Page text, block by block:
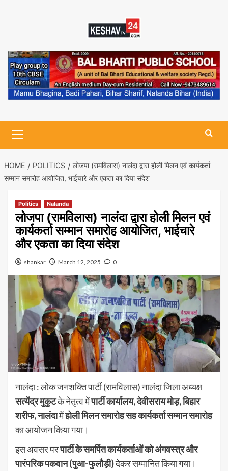
Menu
HOME POLITICS
लोजपा (रामविलास) नालंदा द्वारा होली मिलन एवं कार्यकर्ता
सम्मान समारोह आयोजित, भाईचारे और एकता का दिया संदेश
Politics Nalanda
लोजपा (रामविलास) नालंदा द्वारा होली मिलन एवं
कार्यकर्ता सम्मान समारोह आयोजित, भाईचारे
और एकता का दिया संदेश
shankar March 12, 2025 0
नालंदा : लोक जनशक्ति पार्टी (रामविलास) नालंदा जिला अध्यक्ष
सत्येंद्र मुकुटके नेतृत्व मेंपार्टी कार्यालय, देवीसराय मोड़, बिहार
शरीफ, नालंदामेंहोली मिलन समारोह सह कार्यकर्ता सम्मान समारोह
का आयोजन किया गया।
इस अवसर परपार्टी के समर्पित कार्यकर्ताओं को अंगवस्त्र और
पारंपरिक पकवान (पुआ-फुलौड़ी)देकर सम्मानित किया गया।